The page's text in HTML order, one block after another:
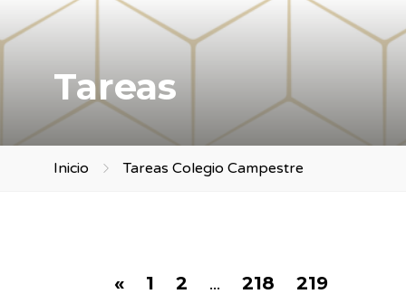
Tareas
Inicio Tareas Colegio Campestre
« 1 2 ... 218
219